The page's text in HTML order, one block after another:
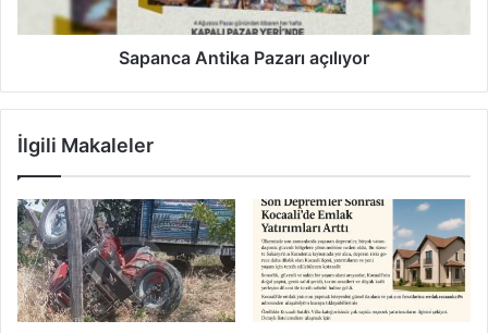
Sapanca Antika Pazarı açılıyor
İlgili Makaleler